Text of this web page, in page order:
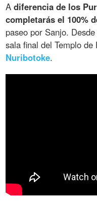
Adiferencia de los
completarás el 100%
paseo por Sanjo.
sala final del Templo
Nuribotoke.